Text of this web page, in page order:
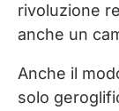
rivoluzione
anche un
Anche il
solo